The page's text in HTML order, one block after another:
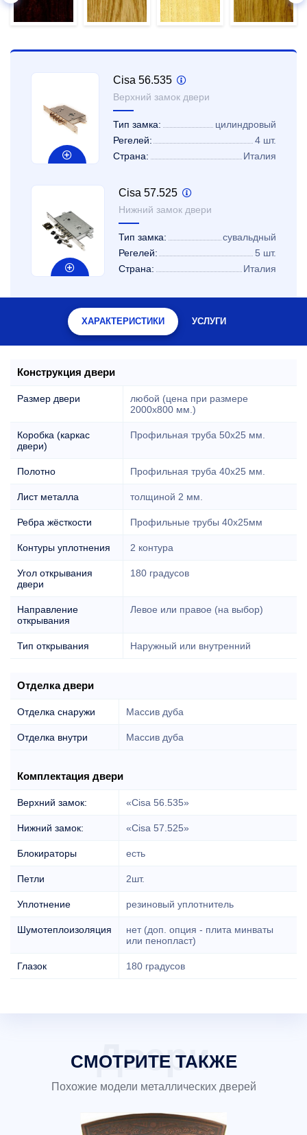
Cisa 56.535
Верхний замок двери
Тип замка:
цилиндровый
Регелей:
4 шт.
Страна:
Италия
Cisa 57.525
Нижний замок двери
Тип замка:
сувальдный
Регелей:
5 шт.
Страна:
Италия
ХАРАКТЕРИСТИКИ УСЛУГИ
Конструкция двери
Размер двери
любой (цена при размере
2000x800 мм.)
Коробка (каркас
двери)
Профильная труба 50х25 мм.
Полотно Профильная труба 40х25 мм.
Лист металла толщиной 2 мм.
Ребра жёсткости Профильные трубы 40х25мм
Контуры уплотнения 2 контура
Угол открывания
двери
180 градусов
Направление
открывания
Левое или правое (на выбор)
Тип открывания Наружный или внутренний
Отделка двери
Отделка снаружи Массив дуба
Отделка внутри Массив дуба
Комплектация двери
Верхний замок: «Cisa 56.535»
Нижний замок: «Cisa 57.525»
Блокираторы есть
Петли 2шт.
Уплотнение резиновый уплотнитель
Шумотеплоизоляция
нет (доп. опция - плита минваты
или пенопласт)
Глазок 180 градусов
СМОТРИТЕ ТАКЖЕ
Похожие модели металлических дверей